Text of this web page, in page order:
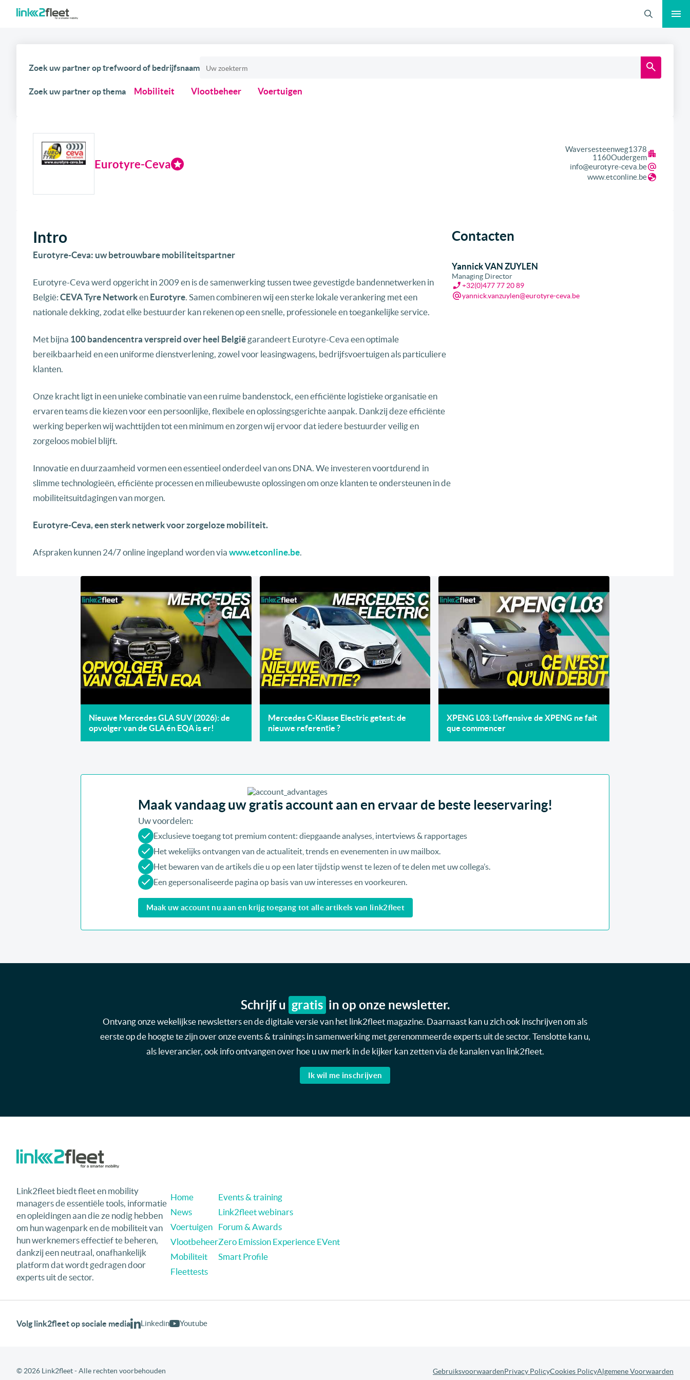
Zoek uw partner op trefwoord of bedrijfsnaam
Zoek uw partner op thema Mobiliteit Vlootbeheer Voertuigen
Eurotyre-Ceva
Waversesteenweg1378
1160Oudergem
info@eurotyre-ceva.be
www.etconline.be
Intro
Eurotyre-Ceva: uw betrouwbare mobiliteitspartner
Eurotyre-Ceva werd opgericht in 2009 en is de samenwerking tussen twee gevestigde bandennetwerken in
België: CEVA Tyre Networken Eurotyre. Samen combineren wij een sterke lokale verankering met een
nationale dekking, zodat elke bestuurder kan rekenen op een snelle, professionele en toegankelijke service.
Met bijna 100 bandencentra verspreid over heel België garandeert Eurotyre-Ceva een optimale
bereikbaarheid en een uniforme dienstverlening, zowel voor leasingwagens, bedrijfsvoertuigen als particuliere
klanten.
Onze kracht ligt in een unieke combinatie van een ruime bandenstock, een efficiënte logistieke organisatie en
ervaren teams die kiezen voor een persoonlijke, flexibele en oplossingsgerichte aanpak. Dankzij deze efficiënte
werking beperken wij wachttijden tot een minimum en zorgen wij ervoor dat iedere bestuurder veilig en
zorgeloos mobiel blijft.
Innovatie en duurzaamheid vormen een essentieel onderdeel van ons DNA. We investeren voortdurend in
slimme technologieën, efficiënte processen en milieubewuste oplossingen om onze klanten te ondersteunen in de
mobiliteitsuitdagingen van morgen.
Eurotyre-Ceva, een sterk netwerk voor zorgeloze mobiliteit.
Afspraken kunnen 24/7 online ingepland worden via www.etconline.be.
Contacten
Yannick VAN ZUYLEN
Managing Director
+32(0)477 77 20 89
yannick.vanzuylen@eurotyre-ceva.be
Nieuwe Mercedes GLA SUV (2026): de
opvolger van de GLA én EQA is er!
Mercedes C-Klasse Electric getest: de
nieuwe referentie ?
XPENG L03: L'offensive de XPENG ne fait
que commencer
Maak vandaag uw gratis account aan en ervaar de beste leeservaring!
Uw voordelen:
Exclusieve toegang tot premium content: diepgaande analyses, intertviews & rapportages
Het wekelijks ontvangen van de actualiteit, trends en evenementen in uw mailbox.
Het bewaren van de artikels die u op een later tijdstip wenst te lezen of te delen met uw collega’s.
Een gepersonaliseerde pagina op basis van uw interesses en voorkeuren.
Maak uw account nu aan en krijg toegang tot alle artikels van link2fleet
Schrijf u gratis in op onze newsletter.
Ontvang onze wekelijkse newsletters en de digitale versie van het link2fleet magazine. Daarnaast kan u zich ook inschrijven om als
eerste op de hoogte te zijn over onze events & trainings in samenwerking met gerenommeerde experts uit de sector. Tenslotte kan u,
als leverancier, ook info ontvangen over hoe u uw merk in de kijker kan zetten via de kanalen van link2fleet.
Ik wil me inschrijven
Link2fleet biedt fleet en mobility
managers de essentiële tools, informatie
en opleidingen aan die ze nodig hebben
om hun wagenpark en de mobiliteit van
hun werknemers effectief te beheren,
dankzij een neutraal, onafhankelijk
platform dat wordt gedragen door
experts uit de sector.
Home
News
Voertuigen
Vlootbeheer
Mobiliteit
Fleettests
Events & training
Link2fleet webinars
Forum & Awards
Zero Emission Experience EVent
Smart Profile
Volg link2fleet op sociale media Linkedin Youtube
© 2026 Link2fleet - Alle rechten voorbehouden GebruiksvoorwaardenPrivacy PolicyCookies PolicyAlgemene Voorwaarden